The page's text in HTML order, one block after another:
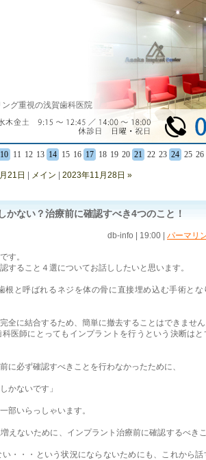
グ重視の浅賀歯科医院
10 11 12 13 14 15 16 17 18 19 20 21 22 23 24 25 26
かない？治療前に確認すべき4つのこと！
db-info | 19:00 パーマリ
す。
すること４選についてお話ししたいと思います。
根と呼ばれるネジを体の骨に直接埋め込む手術とな
全に結合するため、簡単に撤去することはできません
医師にとってもインプラントを行うという決断はと
に必ず確認すべきことを行わなかったために、
かないです」
部いらっしゃいます。
えないために、インプラント治療前に確認するべき
・・・という状況にならないためにも、これから話
21日 メイン 2023年11月28日 »